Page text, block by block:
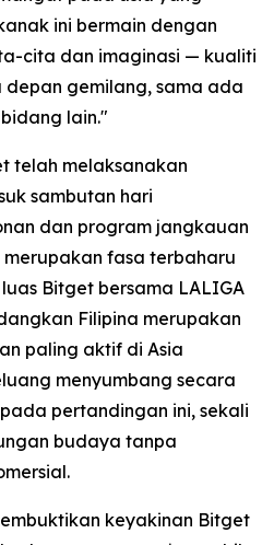
ini bermain dengan
cita dan imaginasi — kualiti
depan gemilang, sama ada
lain."
telah melaksanakan
sambutan hari
dan program jangkauan
merupakan fasa terbaharu
Bitget bersama LALIGA
Filipina merupakan
paling aktif di Asia
menyumbang secara
pertandingan ini, sekali
budaya tanpa
keyakinan Bitget